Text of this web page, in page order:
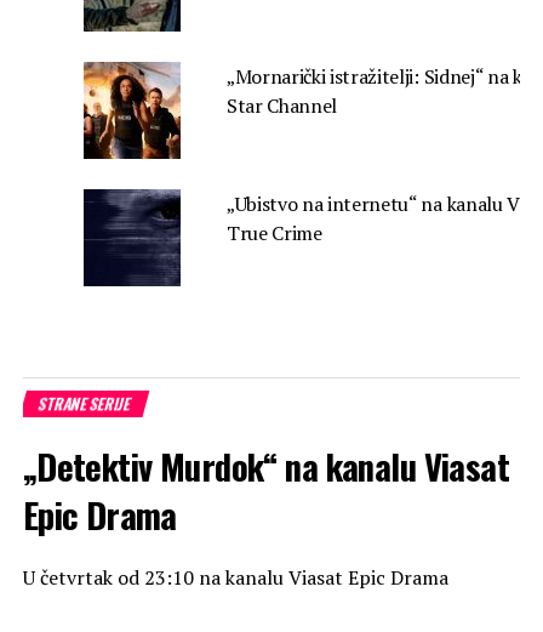
„Mornarički istražitelji: Sidnej“ na
Star Channel
„Ubistvo na internetu“ na kanalu
True Crime
STRANE SERIJE
„Detektiv Murdok“ na kanalu Viasat
Epic Drama
U četvrtak od 23:10 na kanalu Viasat Epic Drama